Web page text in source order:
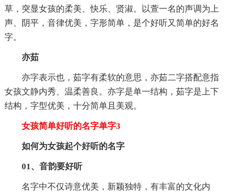
草，突显女孩的柔美、快乐、贤淑。以萱一名的声调为上
声、阴平，音律优美，字形简单，是个好听又简单的好名
字。
亦茹
亦字表示也，茹字有柔软的意思，亦茹二字搭配意指
女孩文静内秀、温柔善良。亦字是单一结构，茹字是上下
结构，字型优美，十分简单且美观。
女孩简单好听的名字单字3
如何为女孩起个好听的名字
01、音韵要好听
名字中不仅诗意优美，新颖独特，有丰富的文化内